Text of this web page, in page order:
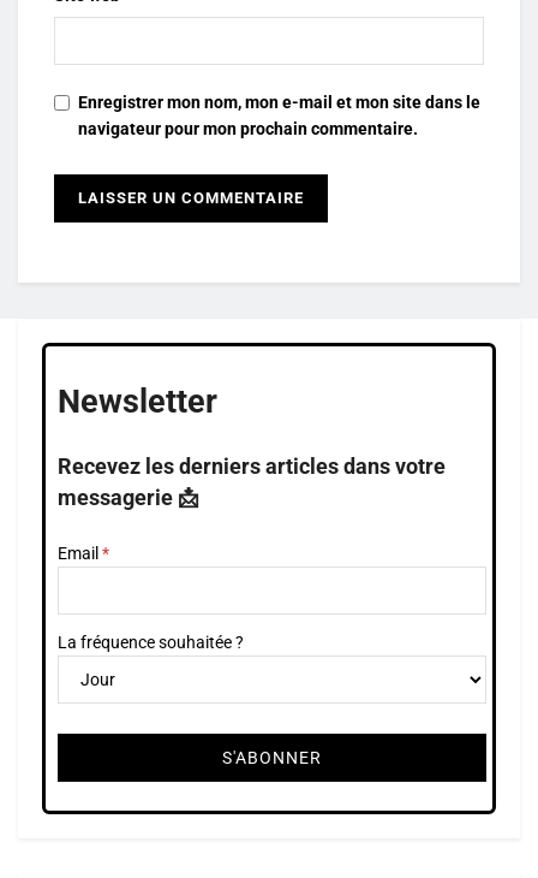
Enregistrer mon nom, mon e-mail et mon site dans le
navigateur pour mon prochain commentaire.
Newsletter
Recevez les derniers articles dans votre
messagerie 📩
Email
La fréquence souhaitée ?